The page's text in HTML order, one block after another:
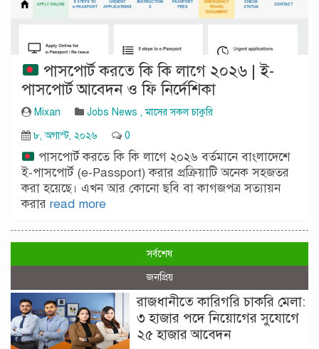
পাসপোর্ট করতে কি কি লাগে ২০২৬ | ই-
পাসপোর্ট আবেদন ও ফি নির্দেশিকা
Mixan Jobs News ,মাসের সকল চাকুরি
৮, অগাস্ট, ২০২৬
0
পাসপোর্ট করতে কি কি লাগে ২০২৬ বর্তমানে বাংলাদেশে
ই-পাসপোর্ট (e-Passport) করার প্রক্রিয়াটি অনেক সহজতর
করা হয়েছে। এখন আর কোনো ছবি বা কাগজপত্র সত্যায়ন
করার read more
সর্বশেষ
জনপ্রিয়
রাজধানীতে কারিগরি চাকরি মেলা:
৩ হাজার পদে নিয়োগের সুযোগে
২৫ হাজার আবেদন